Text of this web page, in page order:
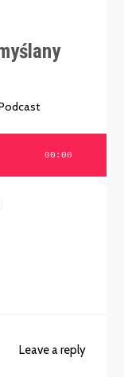
00:00
Leave a reply